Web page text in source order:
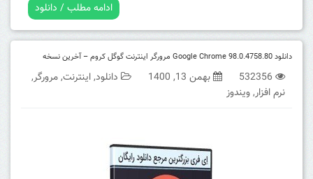
ادامه مطلب / دانلود
دانلود Google Chrome 98.0.4758.80 مرورگر اینترنت گوگل کروم – آخرین نسخه
532356 بهمن 13, 1400 دانلود,اینترنت,مرورگر,
نرم افزار,ویندوز